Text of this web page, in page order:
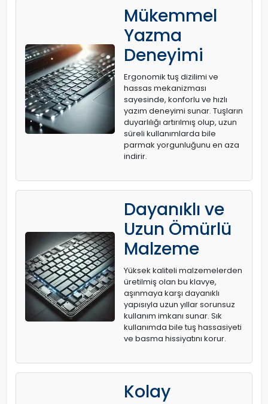
Mükemmel
Yazma
Deneyimi
Ergonomik tuş dizilimi ve
hassas mekanizması
sayesinde, konforlu ve hızlı
yazım deneyimi sunar. Tuşların
duyarlılığı artırılmış olup, uzun
süreli kullanımlarda bile
parmak yorgunluğunu en aza
indirir.
Dayanıklı ve
Uzun Ömürlü
Malzeme
Yüksek kaliteli malzemelerden
üretilmiş olan bu klavye,
aşınmaya karşı dayanıklı
yapısıyla uzun yıllar sorunsuz
kullanım imkanı sunar. Sık
kullanımda bile tuş hassasiyeti
ve basma hissiyatını korur.
Kolay